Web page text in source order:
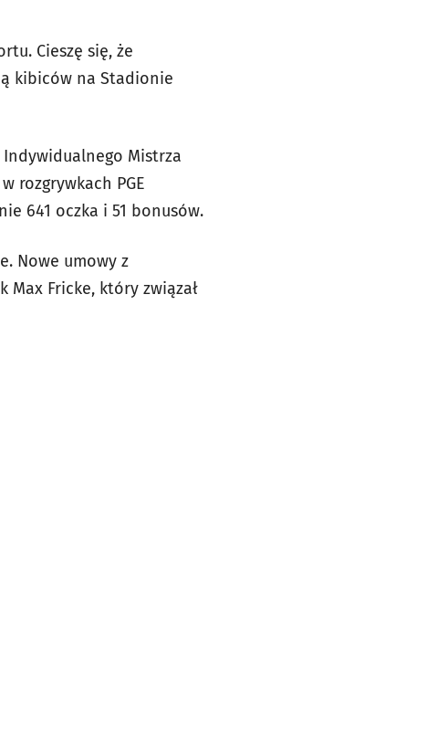
Cieszę się, że
kibiców na Stadionie
Mistrza
rozgrywkach PGE
641 oczka i 51 bonusów.
Nowe umowy z
Max Fricke, który związał